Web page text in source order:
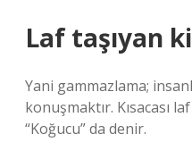
Laf taşıyan
Yani gammazlama;
konuşmaktır. Kısacası
“Koğucu” da denir.